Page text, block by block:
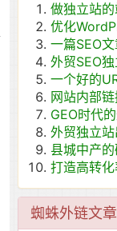
做独立站
优化
一篇SEO
外贸SEO
一个好的
网站内部
GEO时代
外贸独立
县城中产
打造高转
蜘蛛外链文